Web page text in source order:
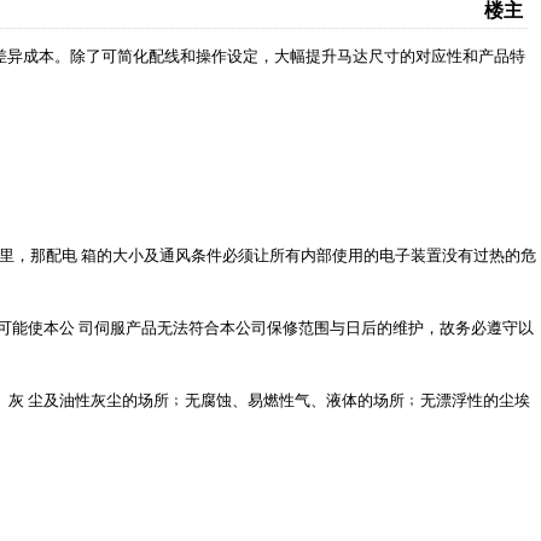
楼主
成本。除了可简化配线和操作设定，大幅提升马达尺寸的对应性和产品特
，那配电 箱的大小及通风条件必须让所有内部使用的电子装置没有过热的危
能使本公 司伺服产品无法符合本公司保修范围与日后的维护，故务必遵守以
灰尘及油性灰尘的场所﹔无腐蚀、易燃性气、液体的场所﹔无漂浮性的尘埃